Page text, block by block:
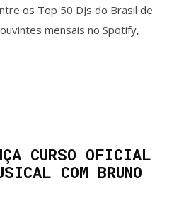
os Top 50 DJs do Brasil de
mensais no Spotify,
CURSO OFICIAL
COM BRUNO